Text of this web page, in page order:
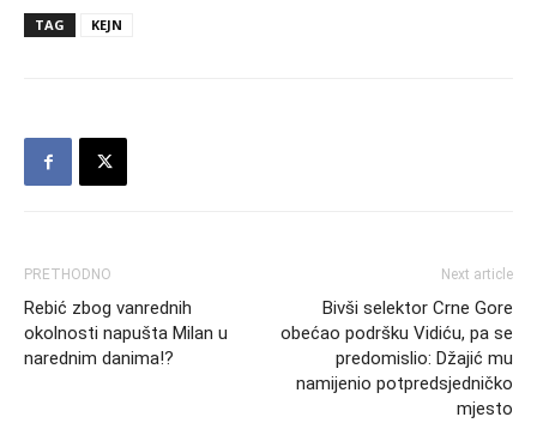
TAG KEJN
PRETHODNO
Rebić zbog vanrednih
okolnosti napušta Milan u
narednim danima!?
Next article
Bivši selektor Crne Gore
obećao podršku Vidiću, pa se
predomislio: Džajić mu
namijenio potpredsjedničko
mjesto